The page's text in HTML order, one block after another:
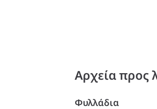
Αρχεία προς
Φυλλάδια